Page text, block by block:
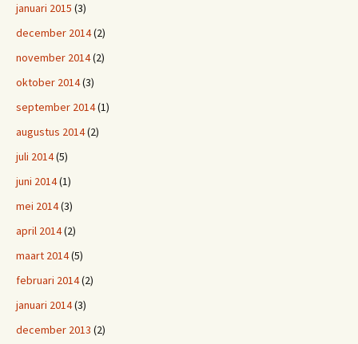
januari 2015 (3)
december 2014(2)
november 2014(2)
oktober 2014(3)
september 2014(1)
augustus 2014(2)
juli 2014(5)
juni 2014(1)
mei 2014(3)
april 2014(2)
maart 2014(5)
februari 2014(2)
januari 2014(3)
december 2013 (2)